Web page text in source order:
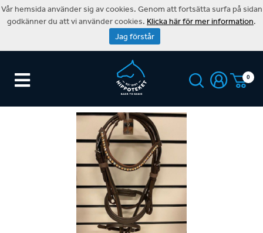
0
Vår hemsida använder sig av cookies. Genom att fortsätta surfa på sidan
godkänner du att vi använder cookies. Klicka här för mer information.
Jag förstår